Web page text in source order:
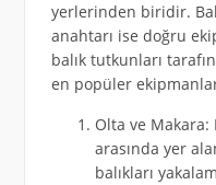
yerlerinden biridir.
anahtarı ise doğru
balık tutkunları
en popüler
Olta ve Makara:
arasında yer
balıkları